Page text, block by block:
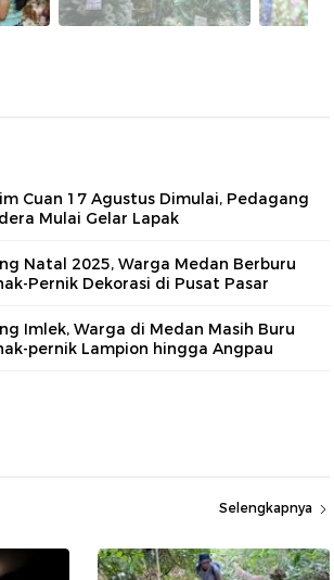
Cuan 17 Agustus Dimulai, Pedagang
Mulai Gelar Lapak
Natal 2025, Warga Medan Berburu
Pernik Dekorasi di Pusat Pasar
Imlek, Warga di Medan Masih Buru
pernik Lampion hingga Angpau
Selengkapnya